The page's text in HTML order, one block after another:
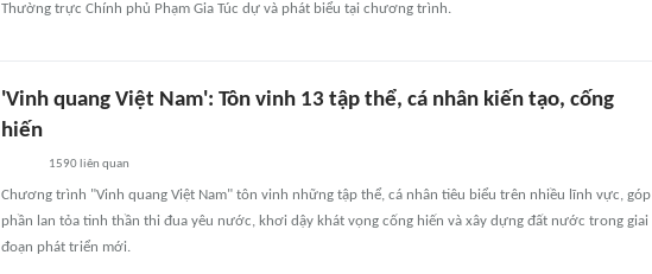
Thường trực Chính phủ Phạm Gia Túc dự và phát biểu tại chương trình.
'Vinh quang Việt Nam': Tôn vinh 13 tập thể, cá nhân kiến tạo, cống
hiến
1590liên quan
Chương trình "Vinh quang Việt Nam" tôn vinh những tập thể, cá nhân tiêu biểu trên nhiều lĩnh vực, góp
phần lan tỏa tinh thần thi đua yêu nước, khơi dậy khát vọng cống hiến và xây dựng đất nước trong giai
đoạn phát triển mới.